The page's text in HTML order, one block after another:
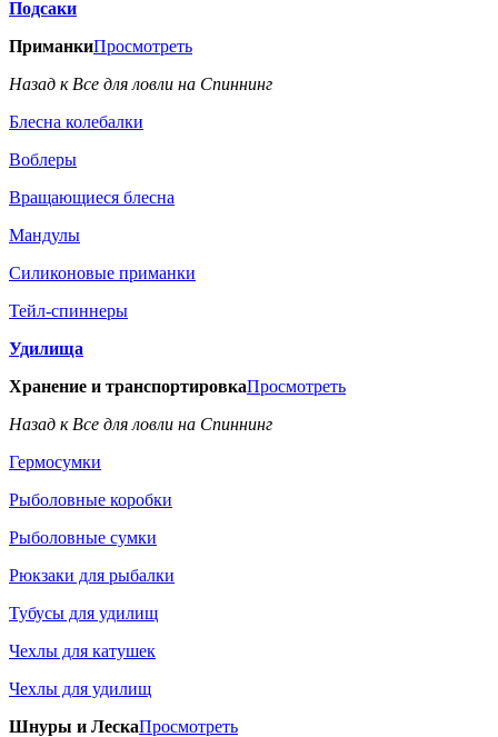
Подсаки
ПриманкиПросмотреть
Назад к Все для ловли на Спиннинг
Блесна колебалки
Воблеры
Вращающиеся блесна
Мандулы
Силиконовые приманки
Тейл-спиннеры
Удилища
Хранение и транспортировкаПросмотреть
Назад к Все для ловли на Спиннинг
Гермосумки
Рыболовные коробки
Рыболовные сумки
Рюкзаки для рыбалки
Тубусы для удилищ
Чехлы для катушек
Чехлы для удилищ
Шнуры и ЛескаПросмотреть